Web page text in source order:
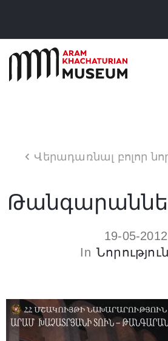
Վերադառնալ բոլոր
19-05-2012
In